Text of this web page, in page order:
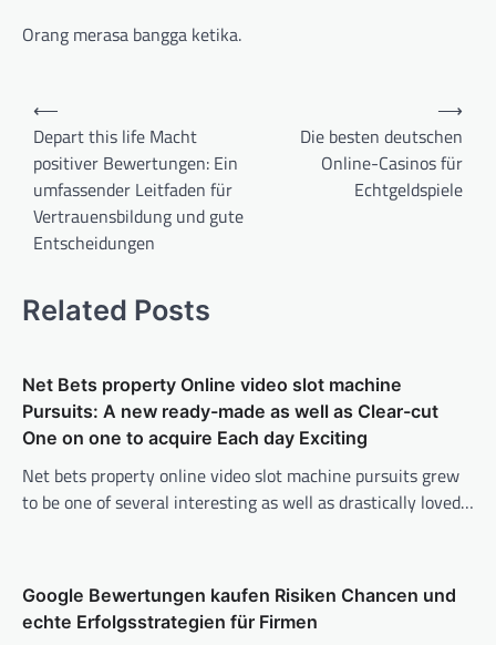
Orang merasa bangga ketika.
Post
navigation
⟵
Depart this life Macht
positiver Bewertungen: Ein
umfassender Leitfaden für
Vertrauensbildung und gute
Entscheidungen
Die besten deutschen
Online-Casinos für
Echtgeldspiele
⟶
Related Posts
Net Bets property Online video slot machine
Pursuits: A new ready-made as well as Clear-cut
One on one to acquire Each day Exciting
Net bets property online video slot machine pursuits grew
to be one of several interesting as well as drastically loved…
Google Bewertungen kaufen Risiken Chancen und
echte Erfolgsstrategien für Firmen